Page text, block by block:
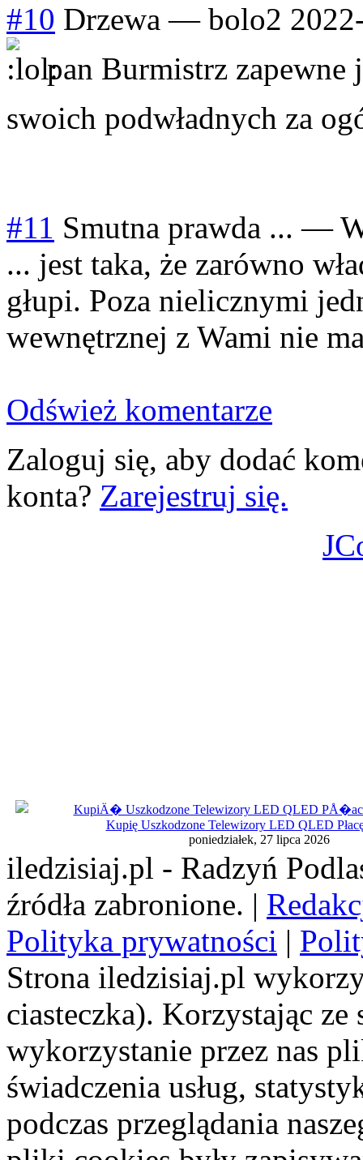
#10 Drzewa — bolo2
pan Burmistrz zapewne
swoich podwładnych za
#11 Smutna prawda ... —
... jest taka, że zarówno
głupi. Poza nielicznymi
wewnętrznej z Wami nie
Odśwież komentarze
Zaloguj się, aby dodać
konta? Zarejestruj się.
Kupię Uszkodzone Telewizory LED QLED
poniedziałek, 27 lipca 2026
iledzisiaj.pl - Radzyń
źródła zabronione. |
Polityka prywatności |
Strona iledzisiaj.pl
ciasteczka). Korzystając
wykorzystanie przez nas
świadczenia usług,
podczas przeglądania